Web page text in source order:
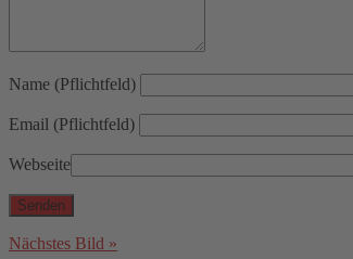
Name (Pflichtfeld)
Email (Pflichtfeld)
Webseite
Nächstes Bild »